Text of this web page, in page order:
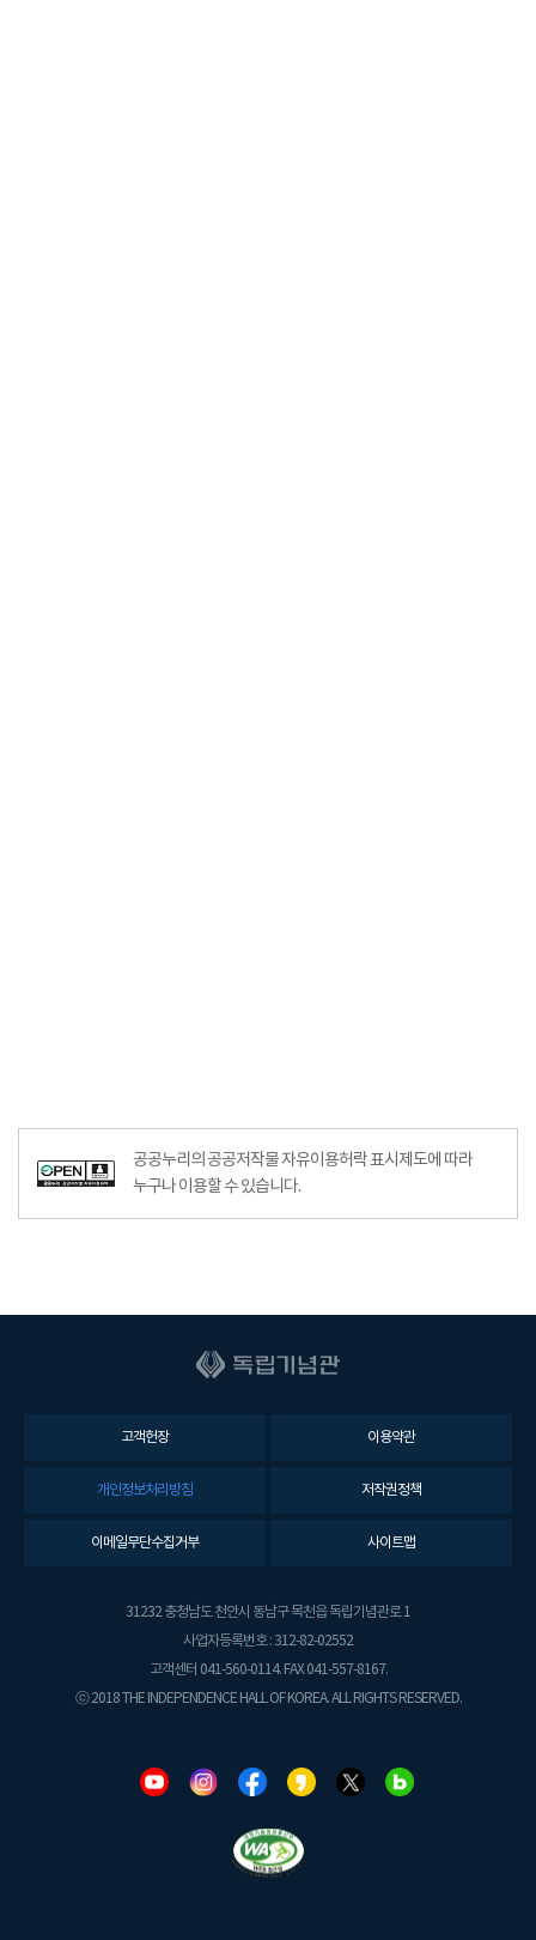
공공누리의 공공저작물 자유이용허락 표시제도에 따라
누구나 이용할 수 있습니다.
고객헌장 이용약관
개인정보처리방침 저작권정책
이메일무단수집거부 사이트맵
31232 충청남도 천안시 동남구 목천읍 독립기념관로 1
사업자등록번호 : 312-82-02552
고객센터 041-560-0114. FAX 041-557-8167.
ⓒ 2018 THE INDEPENDENCE HALL OF KOREA. ALL RIGHTS RESERVED.